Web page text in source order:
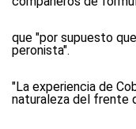
que "por supuesto
peronista".
"La experiencia de
naturaleza del frente